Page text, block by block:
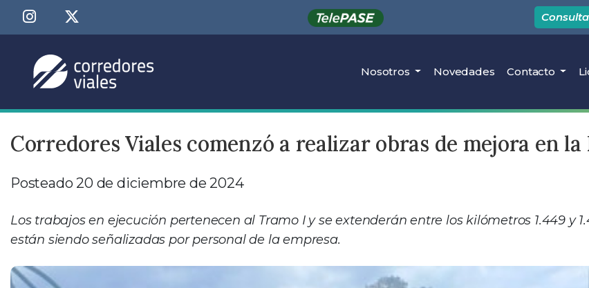
Nosotros Novedades Contacto
Corredores Viales comenzó a realizar obras de mejora en
Posteado 20 de diciembre de 2024
Los trabajos en ejecución pertenecen al Tramo I y se extenderán entre los kilómetros 1.449 y
están siendo señalizadas por personal de la empresa.